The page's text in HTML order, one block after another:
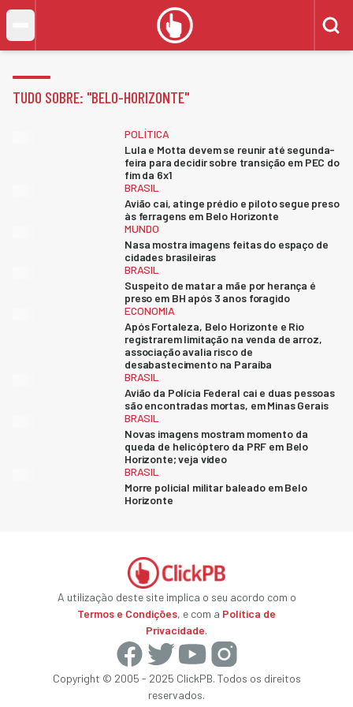
TUDO SOBRE: "BELO-HORIZONTE"
POLÍTICA
Lula e Motta devem se reunir até segunda-
feira para decidir sobre transição em PEC do
fim da 6x1
BRASIL
Avião cai, atinge prédio e piloto segue preso
às ferragens em Belo Horizonte
MUNDO
Nasa mostra imagens feitas do espaço de
cidades brasileiras
BRASIL
Suspeito de matar a mãe por herança é
preso em BH após 3 anos foragido
ECONOMIA
Após Fortaleza, Belo Horizonte e Rio
registrarem limitação na venda de arroz,
associação avalia risco de
desabastecimento na Paraíba
BRASIL
Avião da Polícia Federal cai e duas pessoas
são encontradas mortas, em Minas Gerais
BRASIL
Novas imagens mostram momento da
queda de helicóptero da PRF em Belo
Horizonte; veja vídeo
BRASIL
Morre policial militar baleado em Belo
Horizonte
A utilização deste site implica o seu acordo com o
Termos e Condições, e com a Política de
Privacidade.
Copyright © 2005 - 2025 ClickPB. Todos os direitos
reservados.